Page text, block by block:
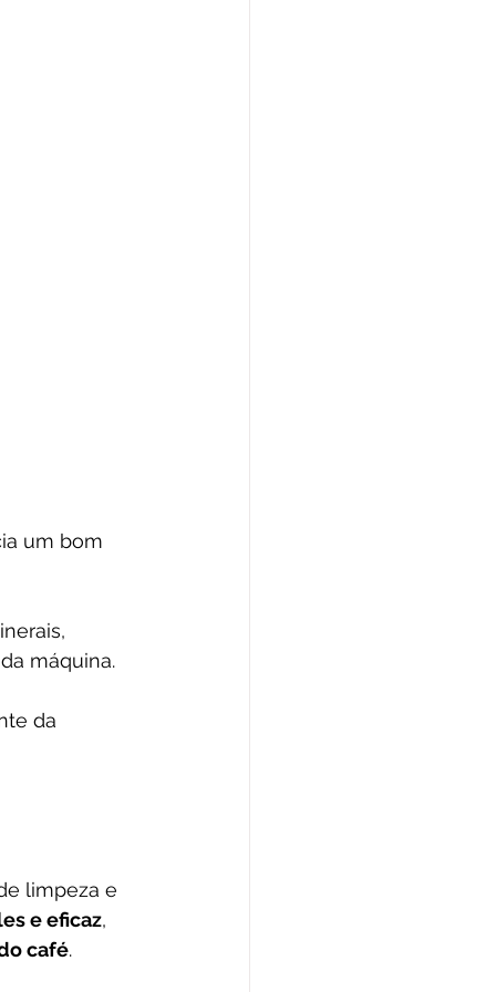
um bom
máquina.
da
limpeza e
e eficaz,
café.